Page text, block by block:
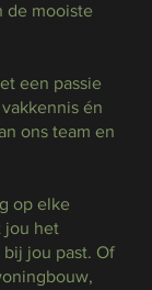
de mooiste
een passie
én
ons team en
op elke
jou het
jou past. Of